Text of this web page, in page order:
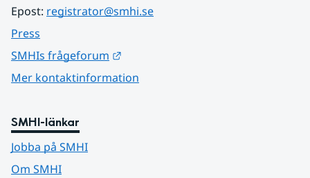
Epost: registrator@smhi.se
Press
SMHIs frågeforum
Mer kontaktinformation
SMHI-länkar
Jobba på SMHI
Om SMHI